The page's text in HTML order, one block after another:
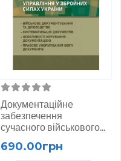
Документаційне
забезпечення
сучасного військового...
690.00грн